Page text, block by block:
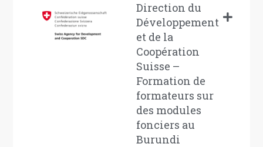
Direction du
Développement
et de la
Coopération
Suisse –
Formation de
formateurs sur
des modules
fonciers au
Burundi